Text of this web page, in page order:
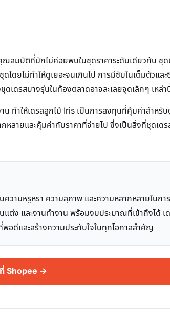
สมบัติที่มักไม่ค่อยพบในชุดราคาระดับเดียวกัน ชุด
ดยไม่ทำให้ดูเยอะจนเกินไป การมีซับในเต็มตัวแ
เดรสบางรุ่นในท้องตลาดอาจละเลยจุดเล็กๆ เหล่า
ทำให้เดรสลูกไม้ Iris เป็นการลงทุนที่คุ้มค่าสำหรั
ายและคุ้มค่ากับราคาที่จ่ายไป ซึ่งเป็นสิ่งที่ชุดเดร
ามหรูหรา ความสุภาพ และความหลากหลายในกา
ง และงานทำงาน พร้อมงบประมาณที่เข้าถึงได้ เ
อดีและสร้างความประทับใจในทุกโอกาสสำคัญ
Shopee →